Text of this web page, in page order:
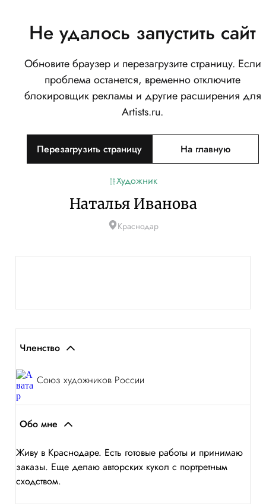
Не удалось запустить сайт
Обновите браузер и перезагрузите страницу. Если
проблема останется, временно отключите
блокировщик рекламы и другие расширения для
Artists.ru.
Перезагрузить страницу На главную
Художник
Наталья Иванова
Краснодар
Членство
Союз художников России
Обо мне
Живу в Краснодаре. Есть готовые работы и принимаю
заказы. Еще делаю авторских кукол с портретным
сходством.